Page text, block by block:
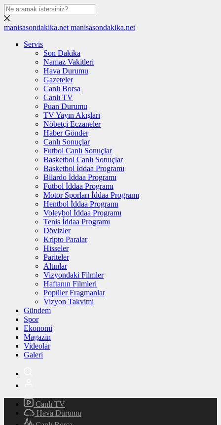
manisasondakika.net manisasondakika.net
Servis
Son Dakika
Namaz Vakitleri
Hava Durumu
Gazeteler
Canlı Borsa
Canlı TV
Puan Durumu
TV Yayın Akışları
Nöbetçi Eczaneler
Haber Gönder
Canlı Sonuçlar
Futbol Canlı Sonuçlar
Basketbol Canlı Sonuçlar
Basketbol İddaa Programı
Bilardo İddaa Programı
Futbol İddaa Programı
Motor Sporları İddaa Programı
Hentbol İddaa Programı
Voleybol İddaa Programı
Tenis İddaa Programı
Dövizler
Kripto Paralar
Hisseler
Pariteler
Altınlar
Vizyondaki Filmler
Haftanın Filmleri
Popüler Fragmanlar
Vizyon Takvimi
Gündem
Spor
Ekonomi
Magazin
Videolar
Galeri
Canlı TV
Hava Durumu